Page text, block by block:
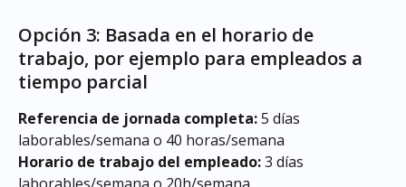
Opción 3: Basada en el horario de
trabajo, por ejemplo para empleados a
tiempo parcial
Referencia de jornada completa: 5 días
laborables/semana o 40 horas/semana
Horario de trabajo del empleado: 3 días
laborables/semana o 20h/semana